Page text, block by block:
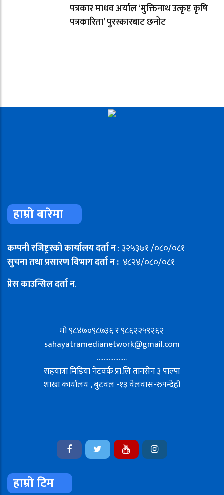
पत्रकार माधव अर्याल ‘मुक्तिनाथ उत्कृष्ट कृषि
पत्रकारिता’ पुरस्कारबाट छनोट
हाम्रो बारेमा
कम्पनी रजिष्ट्ररको कार्यालय दर्ता न: ३२५३७१ /०८०/०८१
सुचना तथा प्रसारण विभाग दर्ता न : ४८२४/०८०/०८१
प्रेस काउन्सिल दर्ता न.
मो ९८४७०९८७३६ र ९८६२२५९२६२
sahayatramedianetwork@gmail.com
………………
सहयात्रा मिडिया नेटवर्क प्रा.लि तानसेन ३ पाल्पा
शाखा कार्यालय , बुटवल -१३ वेलवास-रुपन्देही
हाम्रो टिम